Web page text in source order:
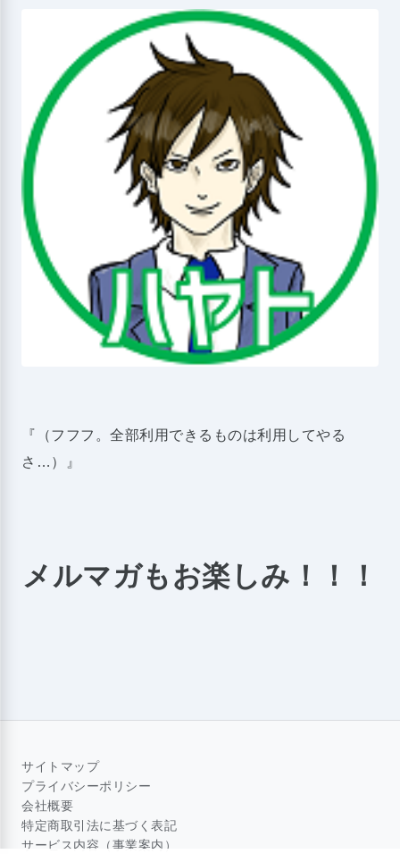
『（フフフ。全部利用できるものは利用してやる
さ…）』
メルマガもお楽しみ！！！
サイトマップ
プライバシーポリシー
会社概要
特定商取引法に基づく表記
サービス内容（事業案内）